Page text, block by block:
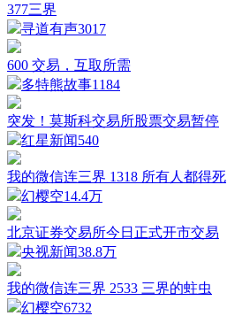
377三界
寻道有声3017
600 交易，互取所需
多特熊故事1184
突发！莫斯科交易所股票交易暂停
红星新闻540
我的微信连三界 1318 所有人都得死
幻樱空14.4万
北京证券交易所今日正式开市交易
央视新闻38.8万
我的微信连三界 2533 三界的蛀虫
幻樱空6732